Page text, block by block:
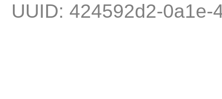
UUID: 424592d2-